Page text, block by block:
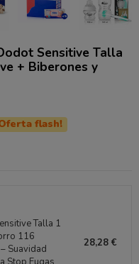
Sensitive Talla
+ Biberones y
flash!
Talla 1
116
Suavidad
28,28 €